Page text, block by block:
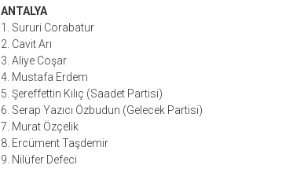
ANTALYA
1. Sururi Corabatur
2. Cavit Arı
3. Aliye Coşar
4. Mustafa Erdem
5. Şereffettin Kılıç (Saadet Partisi)
6. Serap Yazıcı Özbudun (Gelecek Partisi)
7. Murat Özçelik
8. Ercüment Taşdemir
9. Nilüfer Defeci